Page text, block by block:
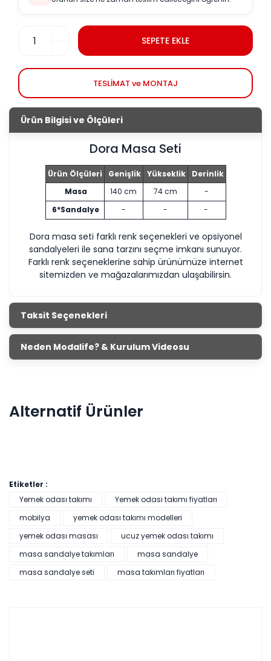
SEPETE EKLE
TESLİMAT ve MONTAJ
Ürün Bilgisi ve Ölçüleri
Dora Masa Seti
Ürün Ölçüleri Genişlik Yükseklik
Derinlik
Masa
140 cm 74 cm
-
6*Sandalye
- - -
Dora masa seti farklı renk seçenekleri ve opsiyonel
sandalyeleri ile sana tarzını seçme imkanı sunuyor.
Farklı renk seçeneklerine sahip ürünümüze internet
sitemizden ve mağazalarımızdan ulaşabilirsin.
Taksit Seçenekleri
Neden Modalife? & Kurulum Videosu
Alternatif Ürünler
Pratik Çok Amaçlı Dolap - Beyaz
Etiketler :
Yemek odası takımı
Yemek odası takımı fiyatları
mobilya
yemek odası takımı modelleri
yemek odası masası
ucuz yemek odası takımı
masa sandalye takımları
masa sandalye
masa sandalye seti
masa takımları fiyatları